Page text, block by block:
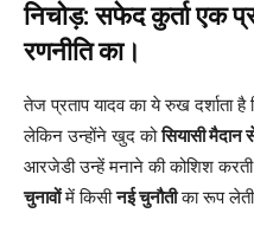
निचोड़: सफेद कुर्ता एक
रणनीति का।
तेज प्रताप यादव का ये रुख दर्शाता है
लेकिन उन्होंने खुद कोसियासी मैदान
आरजेडी उन्हें मनाने की कोशिश
चुनावोंमें किसीनई चुनौतीका रूप